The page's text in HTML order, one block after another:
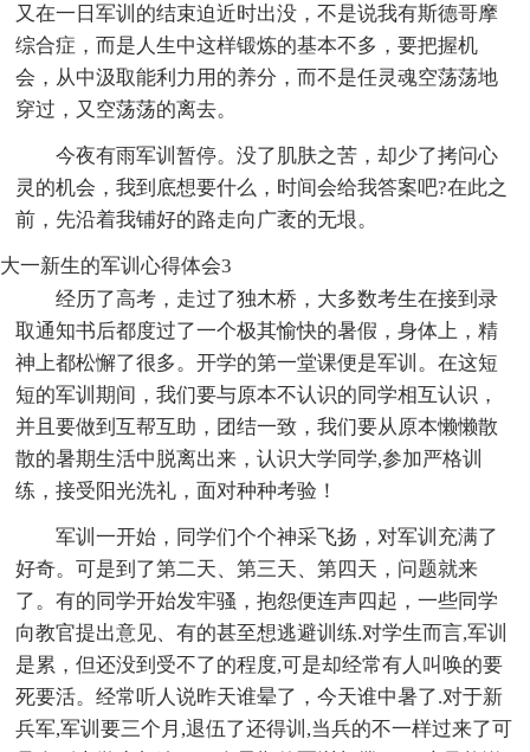
又在一日军训的结束迫近时出没，不是说我有斯德哥摩
综合症，而是人生中这样锻炼的基本不多，要把握机
会，从中汲取能利力用的养分，而不是任灵魂空荡荡地
穿过，又空荡荡的离去。
今夜有雨军训暂停。没了肌肤之苦，却少了拷问心
灵的机会，我到底想要什么，时间会给我答案吧?在此之
前，先沿着我铺好的路走向广袤的无垠。
大一新生的军训心得体会3
经历了高考，走过了独木桥，大多数考生在接到录
取通知书后都度过了一个极其愉快的暑假，身体上，精
神上都松懈了很多。开学的第一堂课便是军训。在这短
短的军训期间，我们要与原本不认识的同学相互认识，
并且要做到互帮互助，团结一致，我们要从原本懒懒散
散的暑期生活中脱离出来，认识大学同学,参加严格训
练，接受阳光洗礼，面对种种考验！
军训一开始，同学们个个神采飞扬，对军训充满了
好奇。可是到了第二天、第三天、第四天，问题就来
了。有的同学开始发牢骚，抱怨便连声四起，一些同学
向教官提出意见、有的甚至想逃避训练.对学生而言,军训
是累，但还没到受不了的程度,可是却经常有人叫唤的要
死要活。经常听人说昨天谁晕了，今天谁中暑了.对于新
兵军,军训要三个月,退伍了还得训,当兵的不一样过来了可